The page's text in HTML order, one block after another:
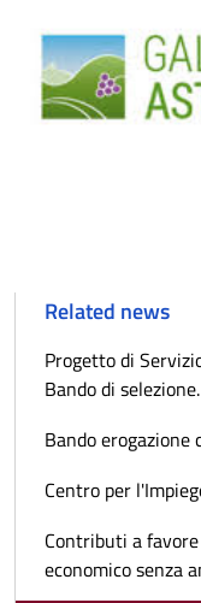
Related news
Progetto di
Bando di selezione.
Bando
Centro per
Contributi a
economico senza